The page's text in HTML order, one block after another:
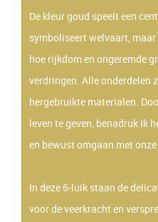
De kleur goud speelt een
symboliseert welvaart,
hoe rijkdom en ongeremde
verdringen. Alle onderdelen
hergebruikte materialen.
leven te geven, benadruk ik
en bewust omgaan met
In deze 6-luik staan de
voor de veerkracht en